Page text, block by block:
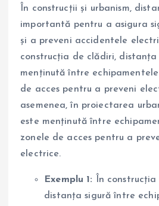
În construcții și urbanism,
importantă pentru a asigura
și a preveni accidentele
construcția de clădiri, distanța
menținută între
de acces pentru a preveni
asemenea, în proiectarea
este menținută între
zonele de acces pentru a
electrice.
Exemplu 1: În
distanța sigură între